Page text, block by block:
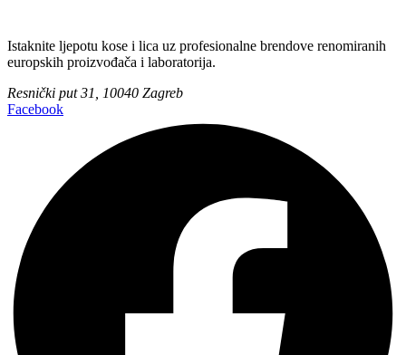
Istaknite ljepotu kose i lica uz profesionalne brendove renomiranih
europskih proizvođača i laboratorija.
Resnički put 31, 10040 Zagreb
Facebook